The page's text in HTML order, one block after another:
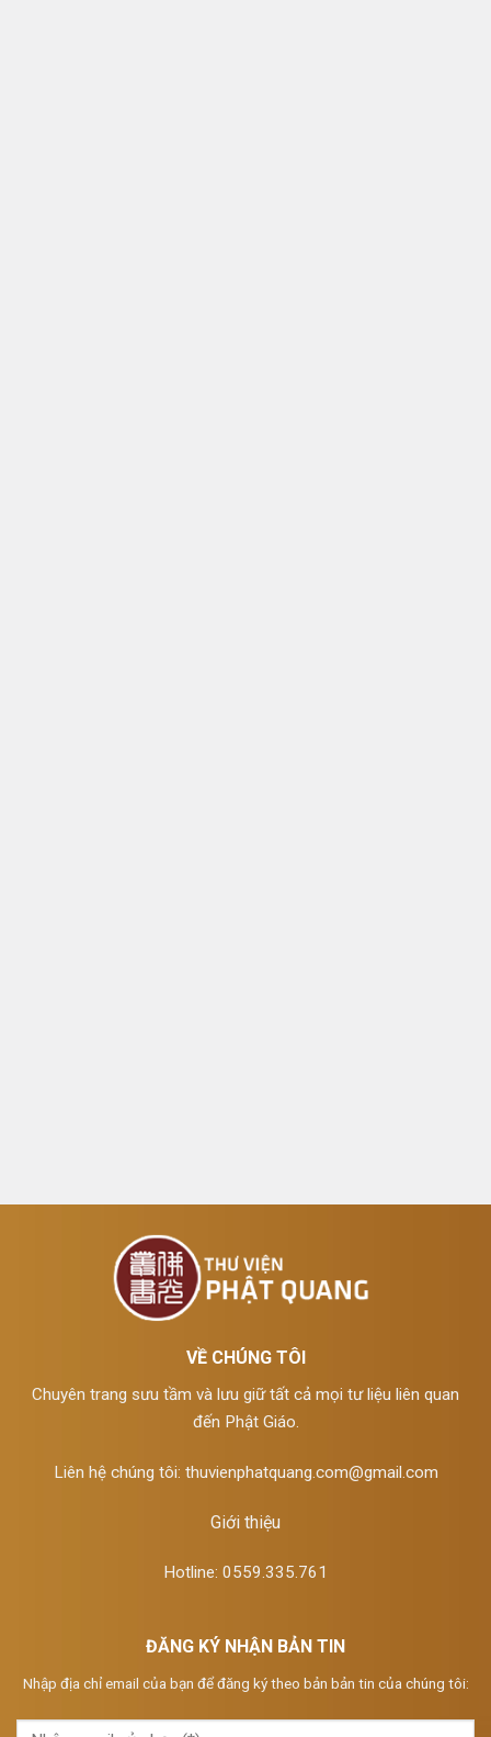
VỀ CHÚNG TÔI
Chuyên trang sưu tầm và lưu giữ tất cả mọi tư liệu liên quan
đến Phật Giáo.
Liên hệ chúng tôi: thuvienphatquang.com@gmail.com
Giới thiệu
Hotline: 0559.335.761
ĐĂNG KÝ NHẬN BẢN TIN
Nhập địa chỉ email của bạn để đăng ký theo bản bản tin của chúng tôi: